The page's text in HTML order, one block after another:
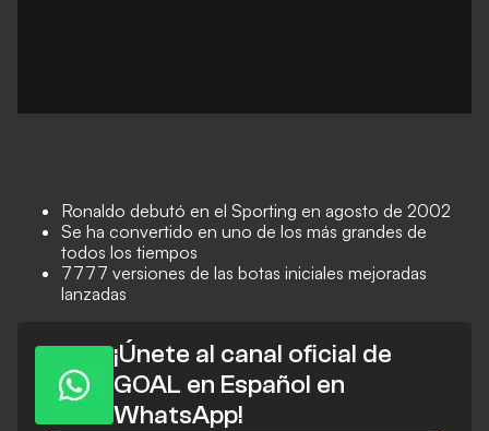
Ronaldo debutó en el Sporting en agosto de 2002
Se ha convertido en uno de los más grandes de
todos los tiempos
7777 versiones de las botas iniciales mejoradas
lanzadas
¡Únete al canal oficial de
GOAL en Español en
WhatsApp!